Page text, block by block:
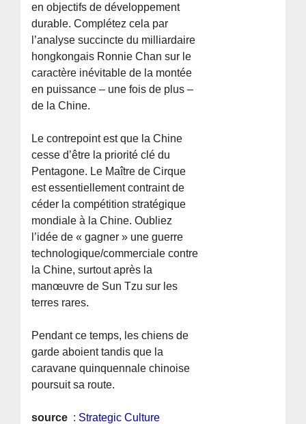
en objectifs de développement
durable. Complétez cela par
l’analyse succincte du milliardaire
hongkongais Ronnie Chan sur le
caractère inévitable de la montée
en puissance – une fois de plus –
de la Chine.
Le contrepoint est que la Chine
cesse d’être la priorité clé du
Pentagone. Le Maître de Cirque
est essentiellement contraint de
céder la compétition stratégique
mondiale à la Chine. Oubliez
l’idée de « gagner » une guerre
technologique/commerciale contre
la Chine, surtout après la
manœuvre de Sun Tzu sur les
terres rares.
Pendant ce temps, les chiens de
garde aboient tandis que la
caravane quinquennale chinoise
poursuit sa route.
source : Strategic Culture